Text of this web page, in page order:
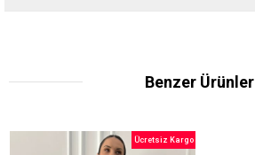
Benzer Ürünler
Ücretsiz Kargo